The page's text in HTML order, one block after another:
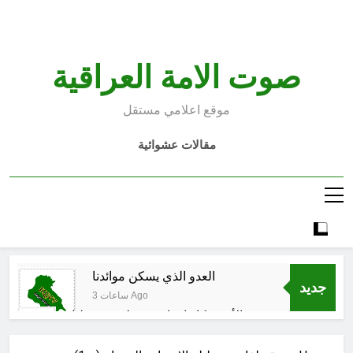
صوت الامة العراقية
موقع اعلامي مستقل
مقالات عشوائية
جديد
العدو الذي يسكن موائدنا
3 ساعات Ago
بالأمس كانوا يراهنون على سقوطنا
4 ساعات Ago